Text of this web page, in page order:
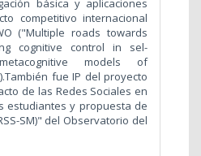
básica y aplicaciones
competitivo internacional
("Multiple roads towards
cognitive control in sel-
models of
fue IP del proyecto
de las Redes Sociales en
estudiantes y propuesta de
SM)" del Observatorio del